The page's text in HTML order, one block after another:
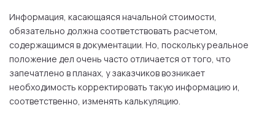
Информация, касающаяся начальной стоимости,
обязательно должна соответствовать расчетом,
содержащимся в документации. Но, поскольку реальное
положение дел очень часто отличается от того, что
запечатлено в планах, у заказчиков возникает
необходимость корректировать такую информацию и,
соответственно, изменять калькуляцию.